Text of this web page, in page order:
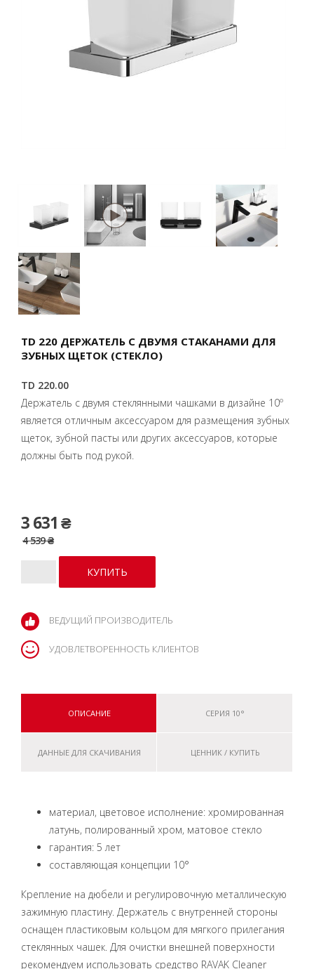
TD 220 ДЕРЖАТЕЛЬ С ДВУМЯ СТАКАНАМИ ДЛЯ
ЗУБНЫХ ЩЕТОК (СТЕКЛО)
TD 220.00
Держатель с двумя стеклянными чашками в дизайне 10º
является отличным аксессуаром для размещения зубных
щеток, зубной пасты или других аксессуаров, которые
должны быть под рукой.
3 631 ₴
4 539 ₴
ВЕДУЩИЙ ПРОИЗВОДИТЕЛЬ
УДОВЛЕТВОРЕННОСТЬ КЛИЕНТОВ
ОПИСАНИЕ СЕРИЯ 10°
ДАННЫЕ ДЛЯ СКАЧИВАНИЯ ЦЕННИК / КУПИТЬ
материал, цветовое исполнение: хромированная
латунь, полированный хром, матовое стекло
гарантия: 5 лет
составляющая концепции 10°
Крепление на дюбели и регулировочную металлическую
зажимную пластину. Держатель с внутренней стороны
оснащен пластиковым кольцом для мягкого прилегания
стеклянных чашек. Для очистки внешней поверхности
рекомендуем использовать средство RAVAK Cleaner